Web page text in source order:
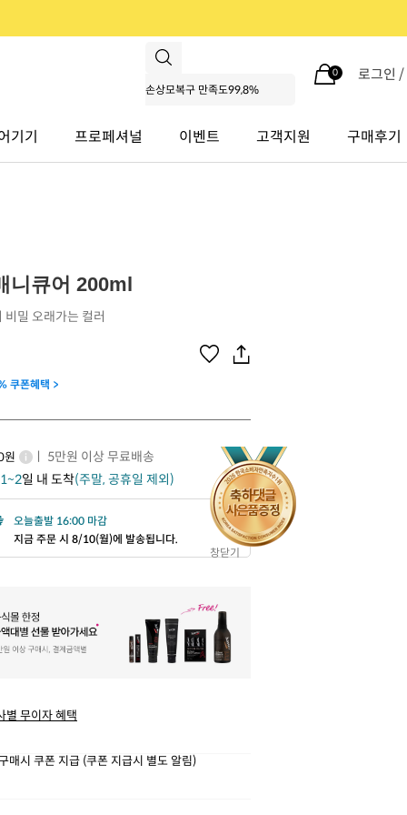
0 로그인 /
기기 프로페셔널 이벤트 고객지원 구매후기
창닫기
니큐어 200ml
밀 오래가는 컬러
쿠폰혜택 >
원
ㅣ 5만원 이상 무료배송
1~2일 내 도착(주말, 공휴일 제외)
오늘출발 16:00 마감
지금 주문 시 8/10(월)에 발송됩니다.
별 무이자 혜택
매시 쿠폰 지급 (쿠폰 지급시 별도 알림)